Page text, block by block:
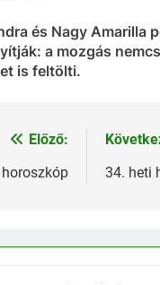
és Nagy Amarilla
a mozgás
is feltölti.
Előző:
34. heti